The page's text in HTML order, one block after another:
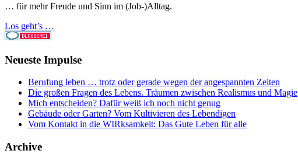
… für mehr Freude und Sinn im (Job-)Alltag.
Los geht’s …
Neueste Impulse
Berufung leben … trotz oder gerade wegen der angespannten Zeiten
Die großen Fragen des Lebens. Träumen zwischen Realismus und Magie
Mich entscheiden? Dafür weiß ich noch nicht genug
Gebäude oder Garten? Vom Kultivieren des Lebendigen
Vom Kontakt in die WIRksamkeit: Das Gute Leben für alle
Archive